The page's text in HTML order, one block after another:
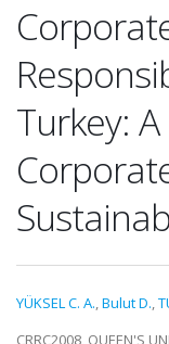
Turkey:
YÜKSEL C. A.,Bulut D.,
CRRC2008, QUEEN'S